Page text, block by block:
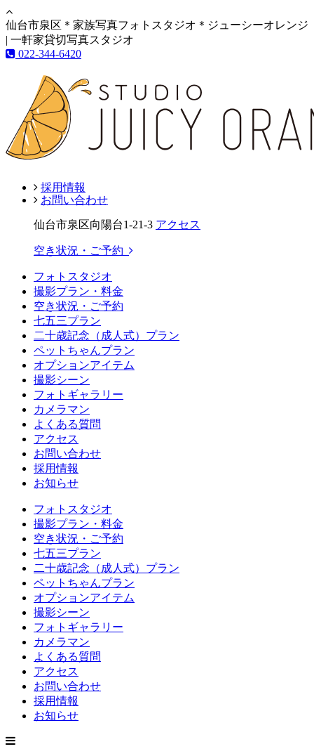
仙台市泉区＊家族写真フォトスタジオ＊ジューシーオレンジ
| 一軒家貸切写真スタジオ
022-344-6420
採用情報
お問い合わせ
仙台市泉区向陽台1-21-3 アクセス
空き状況・ご予約
フォトスタジオ
撮影プラン・料金
空き状況・ご予約
七五三プラン
二十歳記念（成人式）プラン
ペットちゃんプラン
オプションアイテム
撮影シーン
フォトギャラリー
カメラマン
よくある質問
アクセス
お問い合わせ
採用情報
お知らせ
フォトスタジオ
撮影プラン・料金
空き状況・ご予約
七五三プラン
二十歳記念（成人式）プラン
ペットちゃんプラン
オプションアイテム
撮影シーン
フォトギャラリー
カメラマン
よくある質問
アクセス
お問い合わせ
採用情報
お知らせ